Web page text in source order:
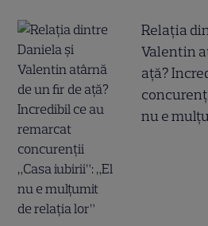
Relația
Valentin
ață?
nu e